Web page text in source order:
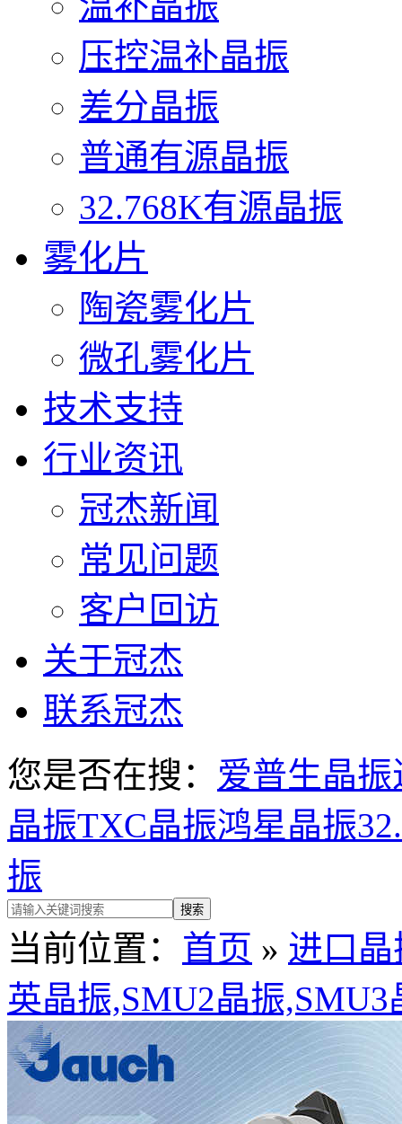
压控温补晶振
差分晶振
普通有源晶振
32.768K有源晶振
雾化片
陶瓷雾化片
微孔雾化片
技术支持
行业资讯
冠杰新闻
常见问题
客户回访
关于冠杰
联系冠杰
您是否在搜： 爱普生晶振
晶振TXC晶振鸿星晶振
振
当前位置： 首页 » 进口晶
英晶振,SMU2晶振,SMU3